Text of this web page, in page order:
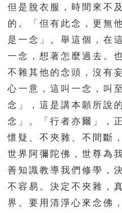
471 472 473
476 477 478
481 482 483
486 487 488
497 498
502 503
506 507 508
511 512 513
521 522 523
但是脫衣服，時間來不
的。「但有此念，更無
是一念」。舉這個，在
一念，想著怎麼過去。
不雜其他的念頭，沒有
心一意，這叫一念，叫
念」，這是講本願所說
念」。「行者亦爾」，
懷疑、不夾雜、不間斷
世界阿彌陀佛，世尊為
善知識教導我們修學，
不容易。決定不夾雜，
界。要用清淨心來念佛